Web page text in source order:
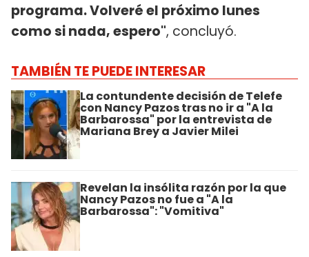
programa. Volveré el próximo lunes
como si nada, espero", concluyó.
TAMBIÉN TE PUEDE INTERESAR
La contundente decisión de Telefe
con Nancy Pazos tras no ir a "A la
Barbarossa" por la entrevista de
Mariana Brey a Javier Milei
Revelan la insólita razón por la que
Nancy Pazos no fue a "A la
Barbarossa": "Vomitiva"